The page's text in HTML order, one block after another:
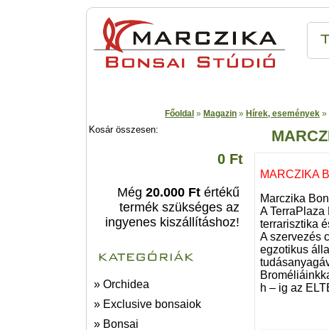
Főoldal » Magazin » Hírek, események »
Kosár összesen:
0 Ft
Még 20.000 Ft értékű
termék szükséges az
ingyenes kiszállításhoz!
» Orchidea
» Exclusive bonsaiok
» Bonsai
MARCZIKA
Marczika
A
terrarisztika
A szervezés
egzotikus
h – ig az